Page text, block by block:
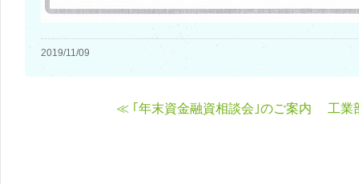
2019/11/09
≪ ｢年末資金融資相談会｣のご案内 工業